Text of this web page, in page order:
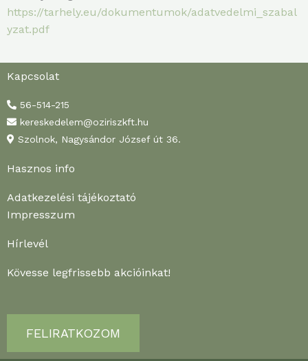
https://tarhely.eu/dokumentumok/adatvedelmi_szabal
yzat.pdf
Kapcsolat
56-514-215
kereskedelem@oziriszkft.hu
Szolnok, Nagysándor József út 36.
Hasznos info
Adatkezelési tájékoztató
Impresszum
Hírlevél
Kövesse legfrissebb akcióinkat!
FELIRATKOZOM